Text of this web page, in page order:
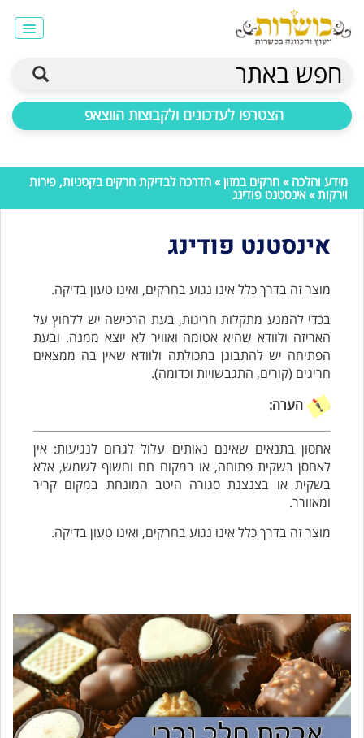
חפש באתר
הצטרפו לעדכונים ולקבוצות הווצאפ
מידע והלכה » חרקים במזון» הדרכה לבדיקת חרקים בקטניות, פירות
וירקות» אינסטנט פודינג
אינסטנט פודינג
מוצר זה בדרך כלל אינו נגוע בחרקים, ואינו טעון בדיקה.
בכדי להמנע מתקלות חריגות, בעת הרכישה יש ללחוץ על
האריזה ולוודא שהיא אטומה ואוויר לא יוצא ממנה. ובעת
הפתיחה יש להתבונן בתכולתה ולוודא שאין בה ממצאים
חריגים (קורים, התגבשויות וכדומה).
הערה:
אחסון בתנאים שאינם נאותים עלול לגרום לנגיעות: אין
לאחסן בשקית פתוחה, או במקום חם וחשוף לשמש, אלא
בשקית או בצנצנת סגורה היטב המונחת במקום קריר
ומאוורר.
מוצר זה בדרך כלל אינו נגוע בחרקים, ואינו טעון בדיקה.